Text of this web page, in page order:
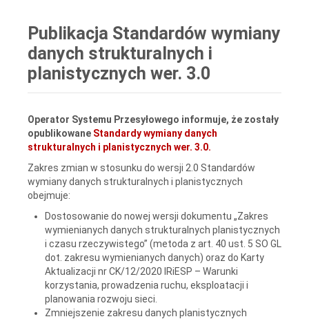
Publikacja Standardów wymiany
danych strukturalnych i
planistycznych wer. 3.0
Operator Systemu Przesyłowego informuje, że zostały
opublikowane Standardy wymiany danych
strukturalnych i planistycznych wer. 3.0.
Zakres zmian w stosunku do wersji 2.0 Standardów
wymiany danych strukturalnych i planistycznych
obejmuje:
Dostosowanie do nowej wersji dokumentu „Zakres
wymienianych danych strukturalnych planistycznych
i czasu rzeczywistego” (metoda z art. 40 ust. 5 SO GL
dot. zakresu wymienianych danych) oraz do Karty
Aktualizacji nr CK/12/2020 IRiESP – Warunki
korzystania, prowadzenia ruchu, eksploatacji i
planowania rozwoju sieci.
Zmniejszenie zakresu danych planistycznych